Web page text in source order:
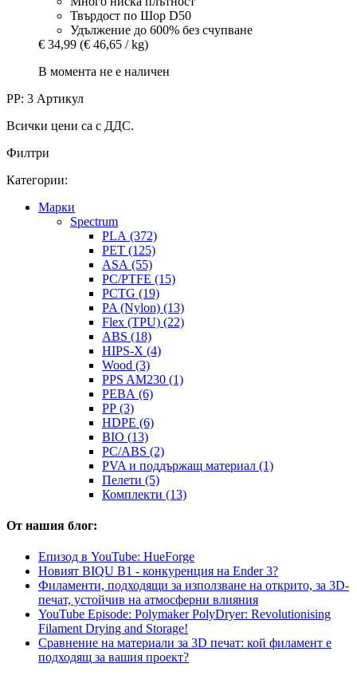
Твърдост по Шор D50
Удължение до 600% без счупване
€ 34,99 (€ 46,65 / kg)
В момента не е наличен
PP: 3 Артикул
Всички цени са с ДДС.
Филтри
Категории:
Mарки
Spectrum
PLA (372)
PET (125)
ASA (55)
PC/PTFE (15)
PCTG (19)
PA (Nylon) (13)
Flex (TPU) (22)
ABS (18)
HIPS-X (4)
Wood (3)
PPS AM230 (1)
PEBA (6)
PP (3)
HDPE (6)
BIO (13)
PC/ABS (2)
PVA и поддържащ материал (1)
Пелети (5)
Комплекти (13)
От нашия блог:
Епизод в YouTube: HueForge
Новият BIQU B1 - конкуренция на Ender 3?
Филаменти, подходящи за използване на открито, за 3D-
печат, устойчив на атмосферни влияния
YouTube Episode: Polymaker PolyDryer: Revolutionising
Filament Drying and Storage!
Сравнение на материали за 3D печат: кой филамент е
подходящ за вашия проект?